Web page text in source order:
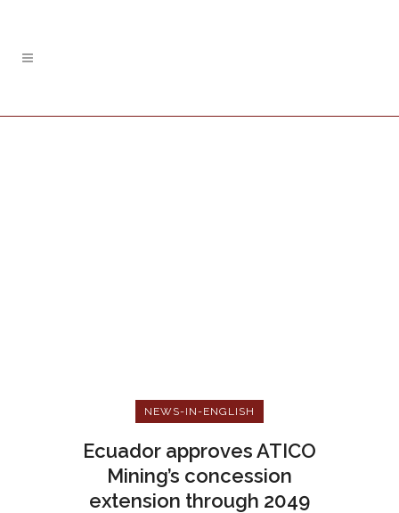
NEWS-IN-ENGLISH
Ecuador approves ATICO
Mining’s concession
extension through 2049